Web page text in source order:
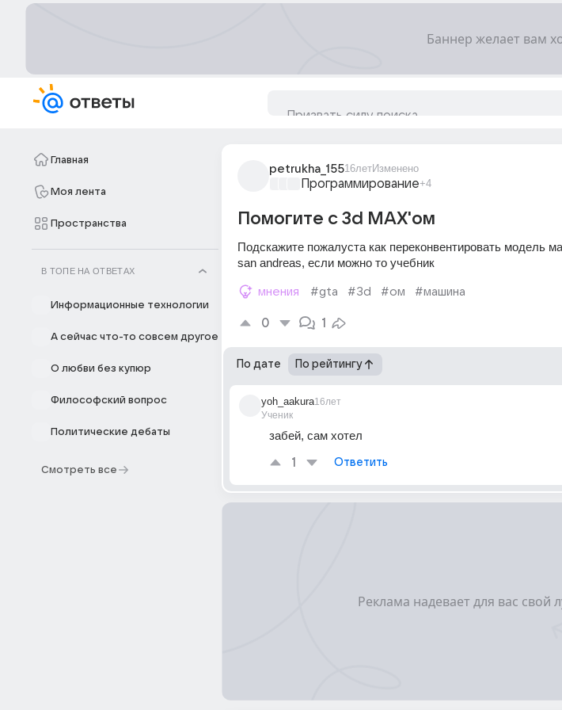
Главная
Моя лента
Пространства
В ТОПЕ НА ОТВЕТАХ
Информационные технологии
А сейчас что-то совсем другое
О любви без купюр
Философский вопрос
Политические дебаты
Смотреть все
petrukha_15516летИзменено
Программирование+4
Помогите с 3d MAX'ом
Подскажите пожалуста как переконвентировать модель
san andreas, если можно то учебник
мнения #gta #3d #ом #машина
0 1
По дате По рейтингу
yoh_aakura
Ученик
16лет
забей, сам хотел
1 Ответить